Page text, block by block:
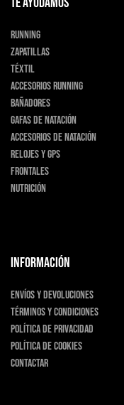
Running
Zapatillas
Téxtil
Accesorios running
Bañadores
Gafas de natación
Accesorios de natación
Relojes y GPS
Frontales
Nutrición
INFORMACIÓN
Envíos y devoluciones
Términos y condiciones
Política de privacidad
Política de cookies
Contactar